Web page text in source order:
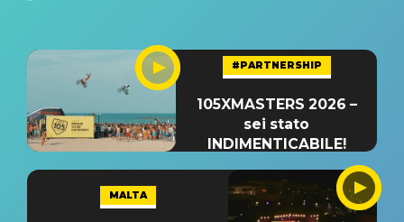
#PARTNERSHIP
105XMASTERS 2026 –
sei stato
INDIMENTICABILE!
MALTA